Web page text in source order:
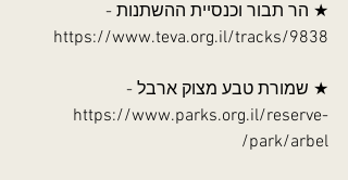
★ הר תבור וכנסיית ההשתנות -
https://www.teva.org.il/tracks/9838
★ שמורת טבע מצוק ארבל -
https://www.parks.org.il/reserve-
park/arbel/